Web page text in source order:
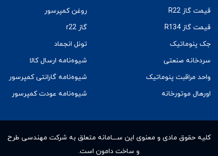
قیمت گاز R22
قیمت گاز R134
جک پنوماتیک
سردخانه صنعتی
واحد مراقبت پنوماتیک
اورهال موتورخانه
روغن کمپرسور
گاز r22
تونل انجماد
شیوه‌نامه ارسال کالا
شیوه‌نامه گارانتی کمپرسور
شیوه‌نامه عودت کمپرسور
کلیه حقوق مادى و معنوى این ســـامانه متعلق به شرکت مهندسی طرح
و ساخت دامون است.